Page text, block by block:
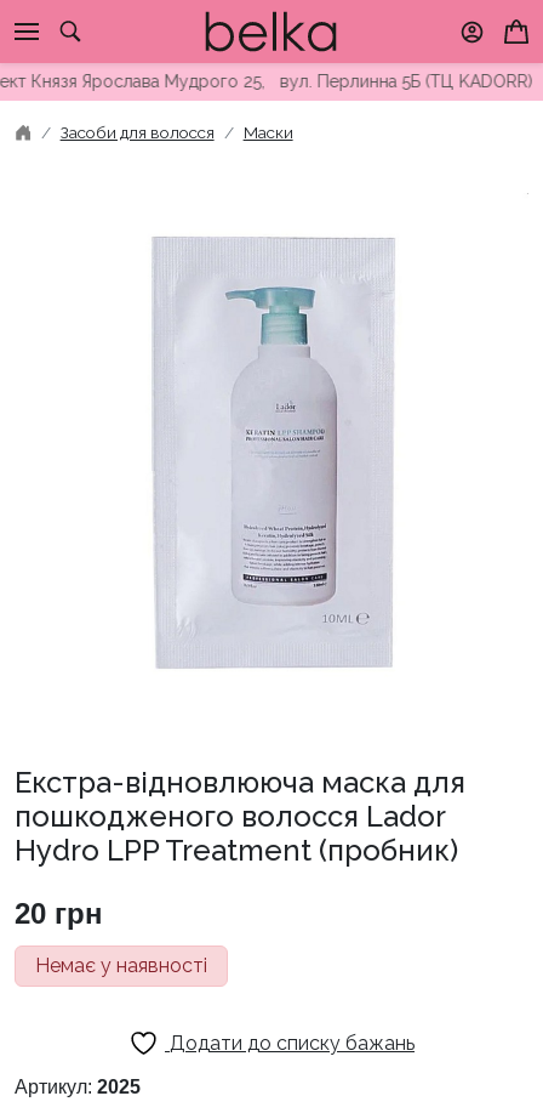
to
contentЯрослава Мудрого 25, вул. Перлинна 5Б (ТЦ KADORR) ∘
Засоби для волосся Маски
Екстра-відновлююча маска для
пошкодженого волосся Lador
Hydro LPP Treatment (пробник)
20 грн
Немає у наявності
Додати до списку бажань
Артикул: 2025